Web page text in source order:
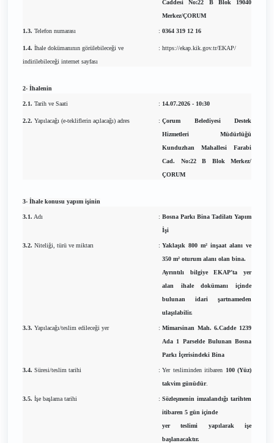
Caddesi No:22 B Blok 19040
Merkez/ÇORUM
1.3. Telefon numarası : 0364 319 12 16
1.4. İhale dokümanının görülebileceği ve
indirilebileceği internet sayfası
: https://ekap.kik.gov.tr/EKAP/
2- İhalenin
2.1. Tarih ve Saati : 14.07.2026 - 10:30
2.2. Yapılacağı (e-tekliflerin açılacağı) adres : Çorum Belediyesi Destek
Hizmetleri Müdürlüğü
Kunduzhan Mahallesi Farabi
Cad. No:22 B Blok Merkez/
ÇORUM
3- İhale konusu yapım işinin
3.1. Adı : Bosna Parkı Bina Tadilatı Yapım
İşi
3.2. Niteliği, türü ve miktarı : Yaklaşık 800 m² inşaat alanı ve
350 m² oturum alanı olan bina.
Ayrıntılı bilgiye EKAP’ta yer
alan ihale dokümanı içinde
bulunan idari şartnameden
ulaşılabilir.
3.3. Yapılacağı/teslim edileceği yer : Mimarsinan Mah. 6.Cadde 1239
Ada 1 Parselde Bulunan Bosna
Parkı İçerisindeki Bina
3.4. Süresi/teslim tarihi : Yer tesliminden itibaren 100 (Yüz)
takvim günüdür.
3.5. İşe başlama tarihi : Sözleşmenin imzalandığı tarihten
itibaren 5 gün içinde
yer teslimi yapılarak işe
başlanacaktır.